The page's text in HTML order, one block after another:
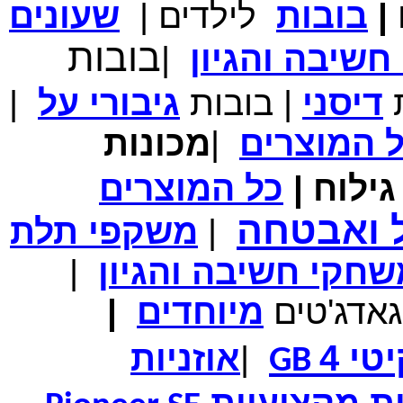
₪339.00 המחיר שלך
משלוח חינם
במבצע תיק לנשיאת מחשב נייד 10.1 אינץ' בצבע ורוד בעל
עיטור פרחוני
₪150.00 מחיר שוק
המחיר שלך
₪104.00 המחיר כולל משלוח :
נרתיק עור יוקרתי עבור אייפוד וידאו 60GB\80GB \שחור
| בובות לילדים |
שעונים
והגיון
|בובות
דיסני | בובות גיבורי על
|
המוצרים |מכונות
| כל המוצרים
ואבטחה | משקפי תלת
חשיבה והגיון
|
גאדג'טים מיוחדים |
4
GB
|אוזניות